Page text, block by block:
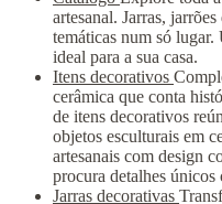
artesanal. Jarras,
temáticas num só lugar.
ideal para a sua casa.
Itens decorativos
cerâmica que conta
de itens decorativos
objetos esculturais em
artesanais com design
procura detalhes únicos
Jarras decorativas